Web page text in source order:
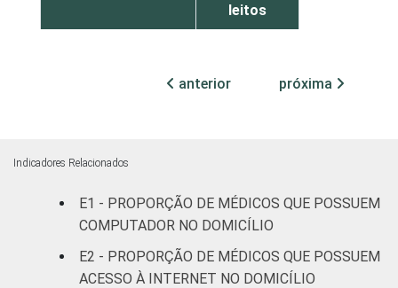
leitos
internação,
mais de 50
FAIXA ETÁRIA Até 35 anos
36 a 50
anterior próxima
Indicadores Relacionados
E1 - PROPORÇÃO DE MÉDICOS QUE POSSUEM
COMPUTADOR NO DOMICÍLIO
E2 - PROPORÇÃO DE MÉDICOS QUE POSSUEM
ACESSO À INTERNET NO DOMICÍLIO